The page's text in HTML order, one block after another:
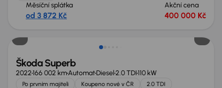
Měsíční splátka
od 3 872 Kč
Akční cena
400 000 Kč
Škoda Superb
2022166 002 kmAutomatDiesel2.0 TDI110 kW
Po prvním majiteli Koupeno nové v ČR
2.0 TDI